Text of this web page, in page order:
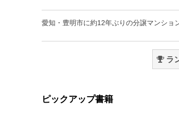
愛知・豊明市に約12年ぶりの分譲マンショ
ラ
ピックアップ書籍